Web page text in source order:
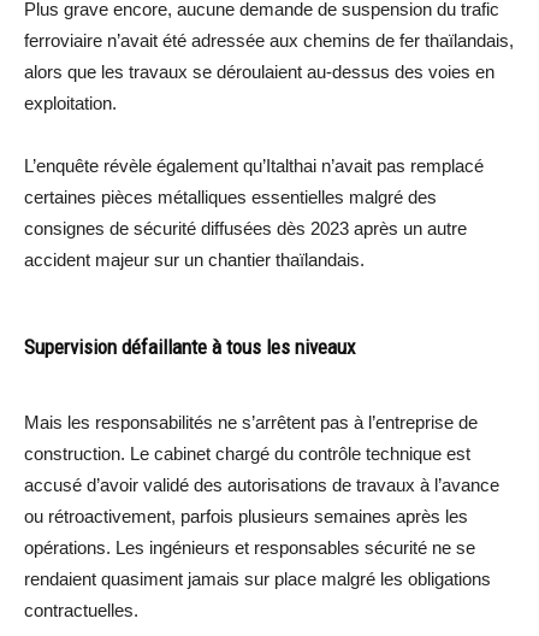
Plus grave encore, aucune demande de suspension du trafic
ferroviaire n’avait été adressée aux chemins de fer thaïlandais,
alors que les travaux se déroulaient au-dessus des voies en
exploitation.
L’enquête révèle également qu’Italthai n’avait pas remplacé
certaines pièces métalliques essentielles malgré des
consignes de sécurité diffusées dès 2023 après un autre
accident majeur sur un chantier thaïlandais.
Supervision défaillante à tous les niveaux
Mais les responsabilités ne s’arrêtent pas à l’entreprise de
construction. Le cabinet chargé du contrôle technique est
accusé d’avoir validé des autorisations de travaux à l’avance
ou rétroactivement, parfois plusieurs semaines après les
opérations. Les ingénieurs et responsables sécurité ne se
rendaient quasiment jamais sur place malgré les obligations
contractuelles.